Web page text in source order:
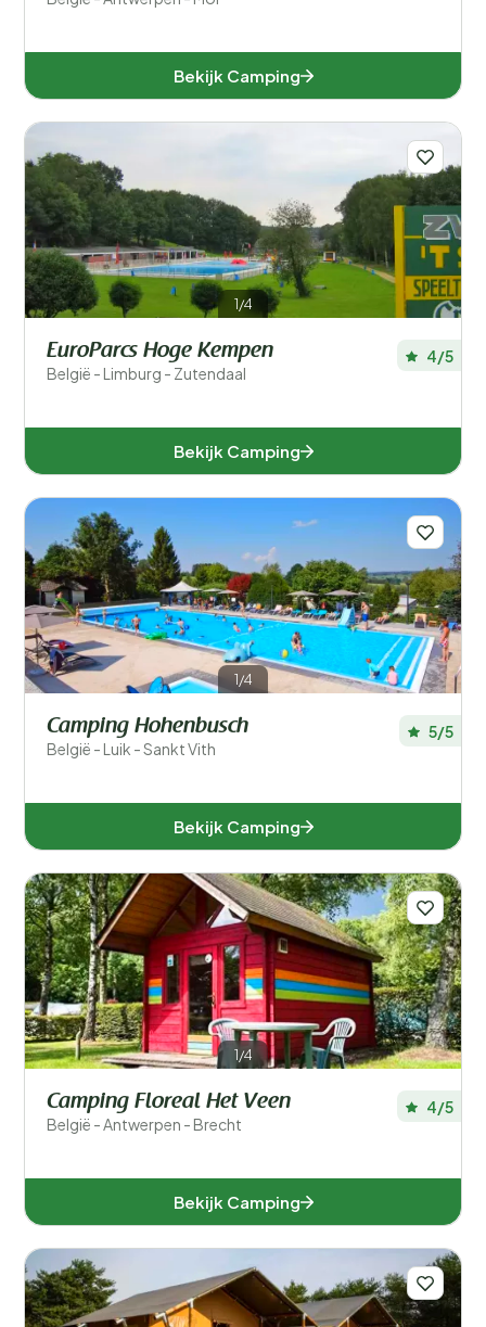
Bekijk Camping
1/4
EuroParcs Hoge Kempen
België - Limburg - Zutendaal
4/5
Bekijk Camping
1/4
Camping Hohenbusch
België - Luik - Sankt Vith
5/5
Bekijk Camping
1/4
Camping Floreal Het Veen
België - Antwerpen - Brecht
4/5
Bekijk Camping